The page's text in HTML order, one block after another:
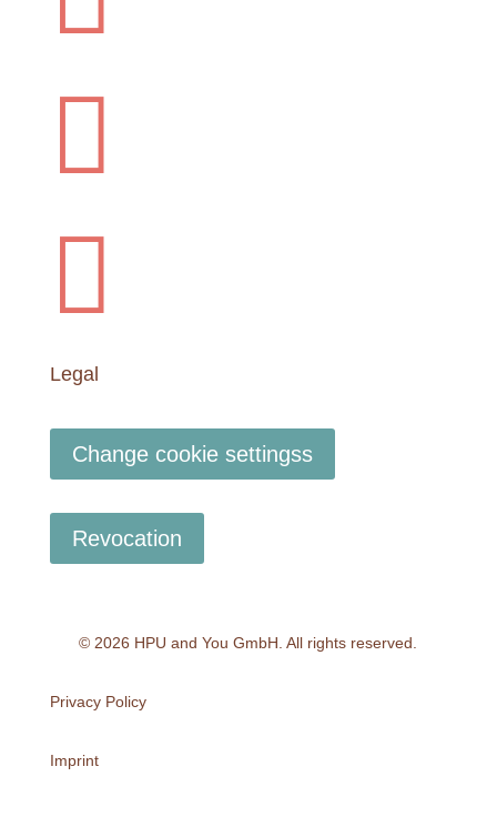


Legal
Change cookie settingss
Revocation
© 2026 HPU and YouGmbH . All rights reserved.
Privacy Policy
Imprint